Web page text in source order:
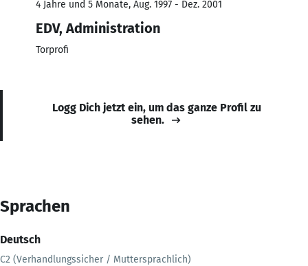
4 Jahre und 5 Monate, Aug. 1997 - Dez. 2001
EDV, Administration
Torprofi
Logg Dich jetzt ein, um das ganze Profil zu
sehen.
Sprachen
Deutsch
C2 (Verhandlungssicher / Muttersprachlich)